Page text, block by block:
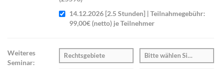
14.12.2026 [2.5 Stunden] | Teilnahmegebühr:
99,00€ (netto) je Teilnehmer
Weiteres
Seminar:
Rechtsgebiete Bitte wählen Sie zunächst